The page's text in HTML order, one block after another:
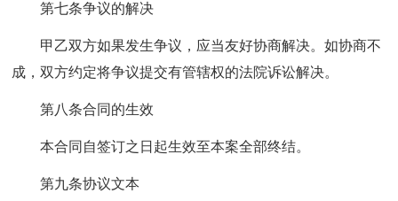
第七条争议的解决
甲乙双方如果发生争议，应当友好协商解决。如协商不
成，双方约定将争议提交有管辖权的法院诉讼解决。
第八条合同的生效
本合同自签订之日起生效至本案全部终结。
第九条协议文本